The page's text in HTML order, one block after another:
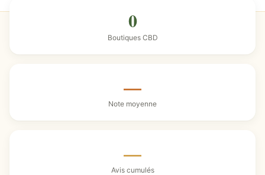
0
Boutiques CBD
—
Note moyenne
—
Avis cumulés